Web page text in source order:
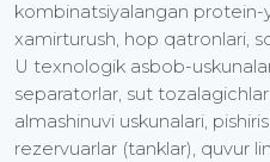
kombinatsiyalangan protein-
xamirturush, hop qatronlari,
U texnologik asbob-
separatorlar, sut
almashinuvi uskunalari,
rezervuarlar (tanklar), quvur